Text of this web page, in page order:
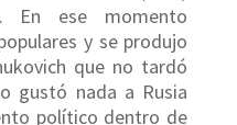
En ese momento
y se produjo
que no tardó
gustó nada a Rusia
político dentro de